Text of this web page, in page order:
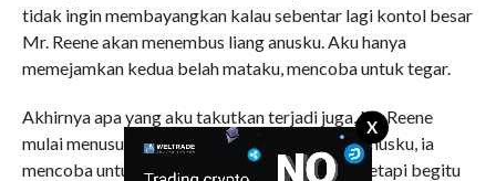
X
tidak ingin membayangkan kalau sebentar lagi kontol besar
Mr. Reene akan menembus liang anusku. Aku hanya
memejamkan kedua belah mataku, mencoba untuk tegar.
Akhirnya apa yang aku takutkan terjadi juga, Mr.Reene
mulai menusukkan rudalnya ke dalam lubang anusku, ia
mencoba untuk menenggalamkan semuanya, tetapi begitu